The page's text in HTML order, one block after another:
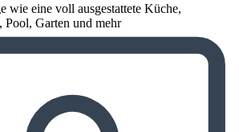
wie eine voll ausgestattete Küche,
Pool, Garten und mehr